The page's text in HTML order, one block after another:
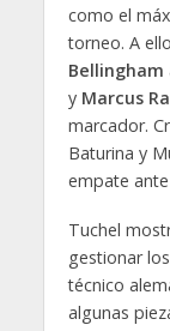
como el
torneo. A
Bellingham
y Marcus
marcador.
Baturina y
empate
Tuchel
gestionar
técnico
algunas